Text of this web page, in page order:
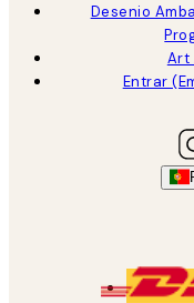
Desenio
Art
Entrar